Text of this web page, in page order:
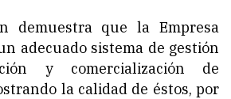
demuestra que la Empresa
adecuado sistema de gestión
y comercialización de
la calidad de éstos, por